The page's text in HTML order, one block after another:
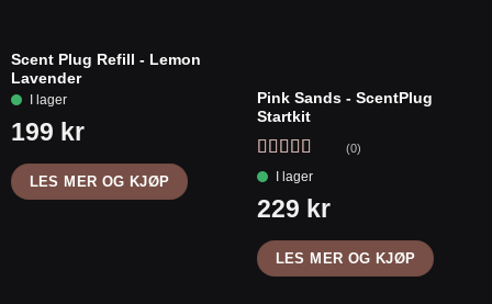
Scent Plug Refill - Lemon
Lavender
LES MER OG KJØP
Pink Sands - ScentPlug
Startkit
Vurdert
(0)
LES MER OG KJØP